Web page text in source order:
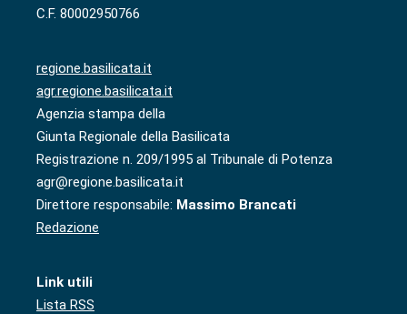
C.F. 80002950766
regione.basilicata.it
agr.regione.basilicata.it
Agenzia stampa della
Giunta Regionale della Basilicata
Registrazione n. 209/1995 al Tribunale di Potenza
agr@regione.basilicata.it
Direttore responsabile: Massimo Brancati
Redazione
Link utili
Lista RSS